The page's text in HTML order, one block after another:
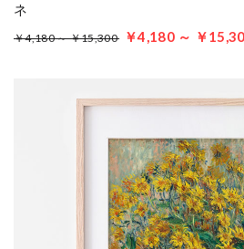
ネ
￥4,180 ～ ￥15,300 ￥4,180 ～ ￥